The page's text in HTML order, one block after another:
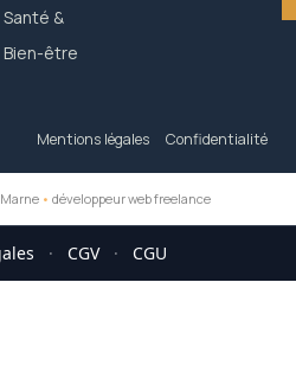
Santé &
Bien-être
Mentions légales Confidentialité
• développeur web freelance
· CGV · CGU